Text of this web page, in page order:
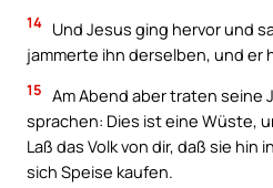
14 Und Jesus ging hervor und
jammerte ihn derselben, und er
15 Am Abend aber traten seine
sprachen: Dies ist eine Wüste,
Laß das Volk von dir, daß sie hin
sich Speise kaufen.